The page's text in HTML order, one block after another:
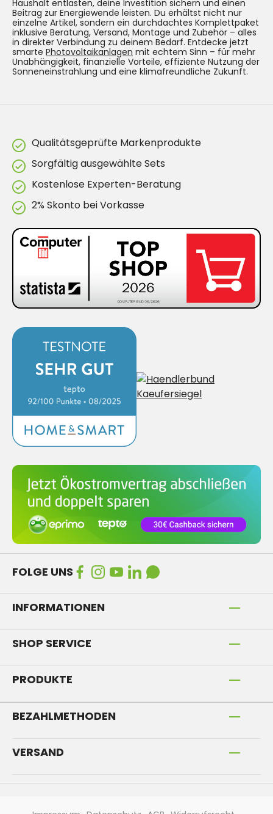
Haushalt entlasten, deine Investition sichern und einen
Beitrag zur Energiewende leisten. Du erhältst nicht nur
einzelne Artikel, sondern ein durchdachtes Komplettpaket
inklusive Beratung, Versand, Montage und Zubehör – alles
in direkter Verbindung zu deinem Bedarf. Entdecke jetzt
smarte Photovoltaikanlagen mit echtem Sinn – für mehr
Unabhängigkeit, finanzielle Vorteile, effiziente Nutzung der
Sonneneinstrahlung und eine klimafreundliche Zukunft.
Qualitätsgeprüfte Markenprodukte
Sorgfältig ausgewählte Sets
Kostenlose Experten-Beratung
2% Skonto bei Vorkasse
FOLGE UNS
INFORMATIONEN
SHOP SERVICE
PRODUKTE
BEZAHLMETHODEN
VERSAND